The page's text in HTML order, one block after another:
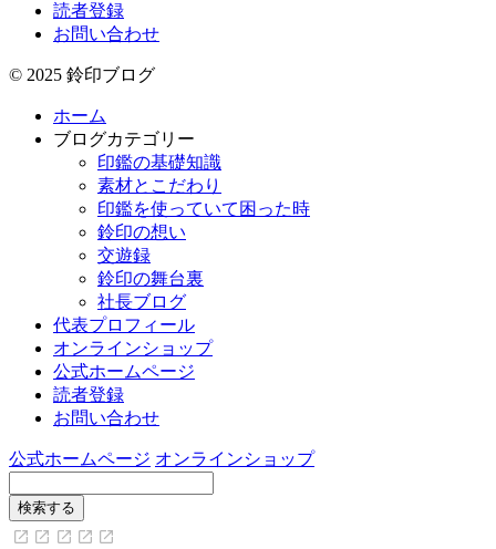
読者登録
お問い合わせ
© 2025 鈴印ブログ
ホーム
ブログカテゴリー
印鑑の基礎知識
素材とこだわり
印鑑を使っていて困った時
鈴印の想い
交遊録
鈴印の舞台裏
社長ブログ
代表プロフィール
オンラインショップ
公式ホームページ
読者登録
お問い合わせ
公式ホームページ オンラインショップ